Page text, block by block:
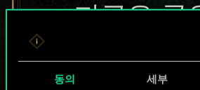
동의 세부
지금은 공
카드들에
않지만